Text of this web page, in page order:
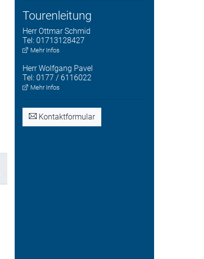
Tourenleitung
Herr Ottmar Schmid
Tel: 01713128427
Mehr Infos
Herr Wolfgang Pavel
Tel: 0177 / 6116022
Mehr Infos
Kontaktformular